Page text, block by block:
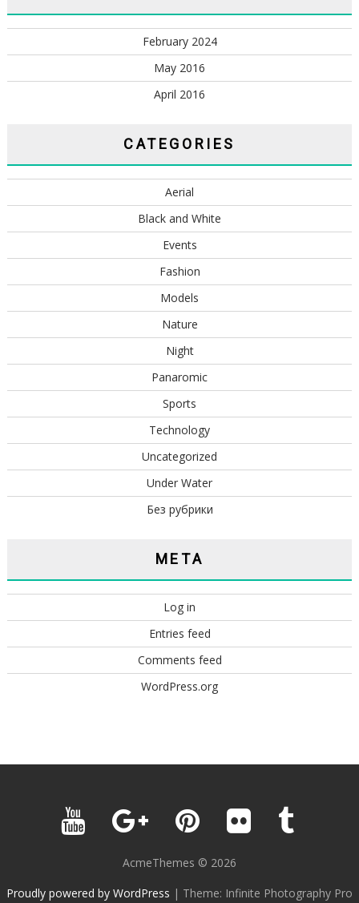
February 2024
May 2016
April 2016
CATEGORIES
Aerial
Black and White
Events
Fashion
Models
Nature
Night
Panaromic
Sports
Technology
Uncategorized
Under Water
Без рубрики
META
Log in
Entries feed
Comments feed
WordPress.org
AcmeThemes © 2026
Proudly powered by WordPress | Theme: Infinite Photography Pro